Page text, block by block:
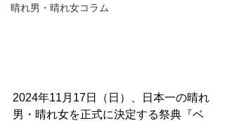
晴れ男・晴れ女コラム
2024年11月17日（日）、日本一の晴れ
男・晴れ女を正式に決定する祭典『ベ